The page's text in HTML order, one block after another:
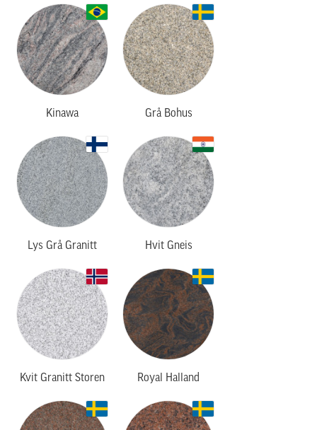
Kinawa Grå Bohus
Lys Grå Granitt Hvit Gneis
Kvit Granitt Storen Royal Halland